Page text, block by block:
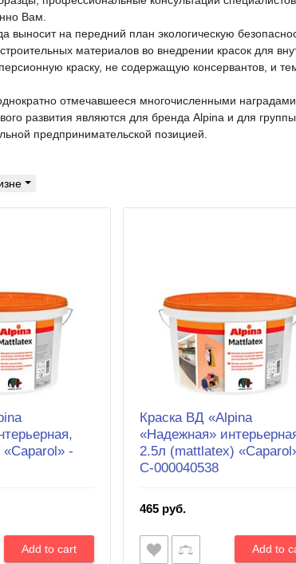
Вам.
выносит на передний план экологическую
материалов во внедрении красок для
краску, не содержащую консервантов, и
отмечавшееся многочисленными
развития являются для бренда Alpina и для
предпринимательской позицией.
-
Краска ВД «Alpina
«Надежная»
2.5л (mattlatex)
С-000040538
465 руб.